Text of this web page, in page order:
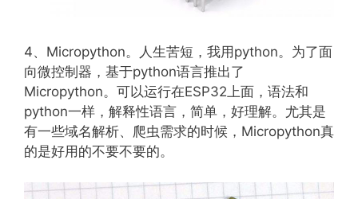
4、Micropython。人生苦短，我用python。为了面
向微控制器，基于python语言推出了
Micropython。可以运行在ESP32上面，语法和
python一样，解释性语言，简单，好理解。尤其是
有一些域名解析、爬虫需求的时候，Micropython真
的是好用的不要不要的。